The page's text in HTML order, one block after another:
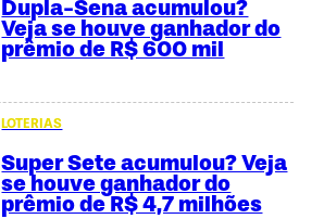
Dupla-Sena acumulou?
Veja se houve ganhador do
prêmio de R$ 600 mil
LOTERIAS
Super Sete acumulou? Veja
se houve ganhador do
prêmio de R$ 4,7 milhões